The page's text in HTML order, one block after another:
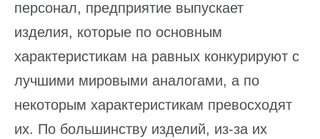
персонал, предприятие выпускает
изделия, которые по основным
характеристикам на равных конкурируют с
лучшими мировыми аналогами, а по
некоторым характеристикам превосходят
их. По большинству изделий, из-за их